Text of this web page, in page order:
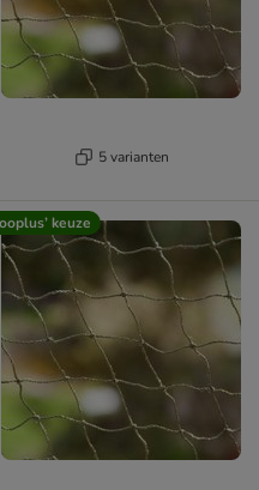
5 varianten
keuze